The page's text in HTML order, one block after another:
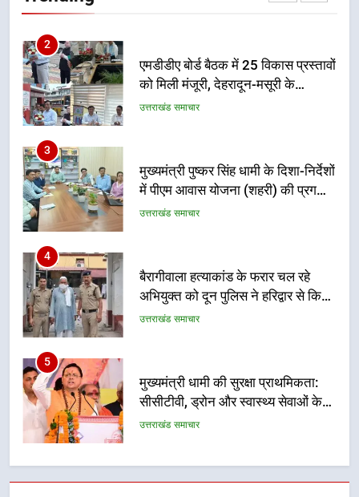
3
मुख्यमंत्री पुष्कर सिंह धामी के दिशा-निर्देशों
में पीएम आवास योजना (शहरी) की प्रगति
की हुई समीक्षा
उत्तराखंड समाचार
4
बैरागीवाला हत्याकांड के फरार चल रहे
अभियुक्त को दून पुलिस ने हरिद्वार से किया
गिरफ्तार
उत्तराखंड समाचार
5
मुख्यमंत्री धामी की सुरक्षा प्राथमिकता:
सीसीटीवी, ड्रोन और स्वास्थ्य सेवाओं के
बीच शिवभक्तों के लिए बनाया सुरक्षित
उत्तराखंड समाचार
6
एसआईआर प्रक्रिया की निगरानी के लिए
प्रदेश कांग्रेस मुख्यालय में कंट्रोल रूम
का शुभारंभ
उत्तराखंड समाचार
7